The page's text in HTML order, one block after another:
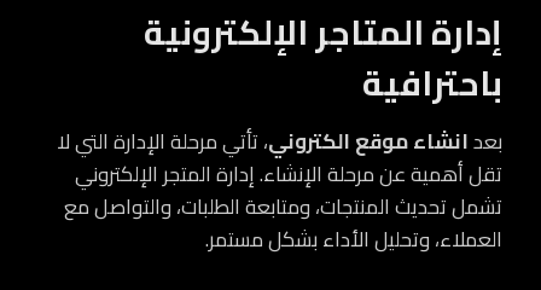
إدارة المتاجر الإلكترونية
باحترافية
بعدانشاء موقع الكتروني، تأتي مرحلة الإدارة التي لا
تقل أهمية عن مرحلة الإنشاء. إدارة المتجر الإلكتروني
تشمل تحديث المنتجات، ومتابعة الطلبات، والتواصل مع
العملاء، وتحليل الأداء بشكل مستمر.